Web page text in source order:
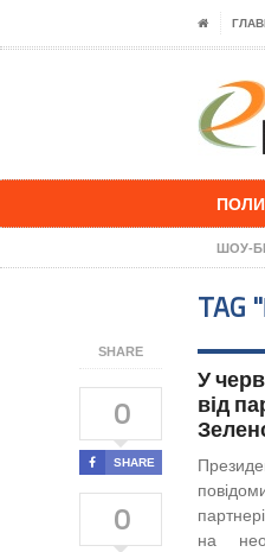
ШОУ-
SHARE
0
SHARE
0
У
від
на